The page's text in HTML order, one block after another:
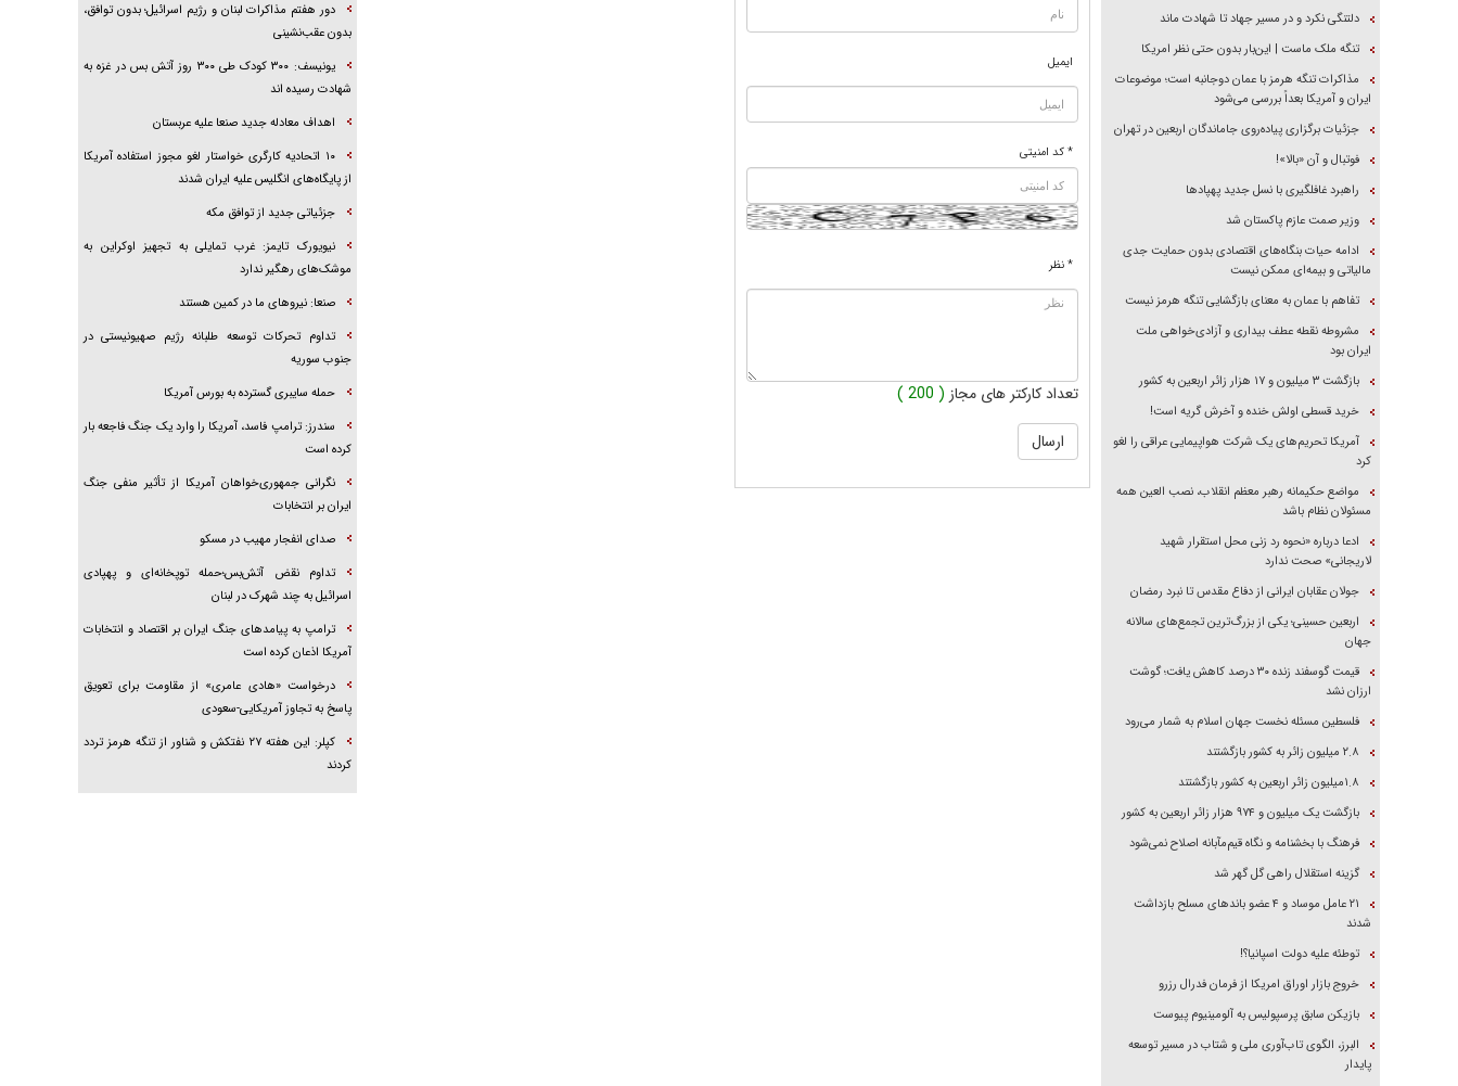
ایمیل
* کد امنیتی
* نظر
تعداد کارکتر های مجاز ( 200 )
دلتنگی نکرد و در مسیر جهاد تا شهادت ماند
تنگه ملک ماست | این‌بار بدون حتی نظر امریکا
مذاکرات تنگه هرمز با عمان دوجانبه است؛ موضوعات
ایران و آمریکا بعداً بررسی می‌شود
جزئیات برگزاری پیاده‌روی جاماندگان اربعین در تهران
فوتبال و آن «بالا»!
راهبرد غافلگیری با نسل جدید پهپاد‌ها
وزیر صمت عازم پاکستان شد
ادامه حیات بنگاه‌های اقتصادی بدون حمایت جدی
مالیاتی و بیمه‌ای ممکن نیست
تفاهم با عمان به معنای بازگشایی تنگه هرمز نیست
مشروطه نقطه عطف بیداری و آزادی‌خواهی ملت
ایران بود
بازگشت ۳ میلیون و ۱۷ هزار زائر اربعین به کشور
خرید قسطی اولش خنده و آخرش گریه است!
آمریکا تحریم‌های یک شرکت هواپیمایی عراقی را لغو
کرد
مواضع حکیمانه رهبر معظم انقلاب، نصب العین همه
مسئولان نظام باشد
ادعا درباره «نحوه رد زنی محل استقرار شهید
لاریجانی» صحت ندارد
جولان عقابان ایرانی از دفاع مقدس تا نبرد رمضان
اربعین حسینی؛ یکی از بزرگ‌ترین تجمع‌های سالانه
جهان
قیمت گوسفند زنده ۳۰ درصد کاهش یافت؛ گوشت
ارزان نشد
فلسطین مسئله نخست جهان اسلام به شمار می‌رود
۲.۸ میلیون زائر به کشور بازگشتند
۱.۸میلیون زائر اربعین به کشور بازگشتند
بازگشت یک میلیون و ۹۷۴ هزار زائر اربعین به کشور
فرهنگ با بخشنامه و نگاه قیم‌مآبانه اصلاح نمی‌شود
گزینه استقلال راهی گل گهر شد
۲۱ عامل موساد و ۴ عضو باند‌های مسلح بازداشت
شدند
توطئه علیه دولت اسپانیا؟!
خروج بازار اوراق امریکا از فرمان فدرال رزرو
بازیکن سابق پرسپولیس به آلومینیوم پیوست
البرز، الگوی تاب‌آوری ملی و شتاب در مسیر توسعه
پایدار
دور هفتم مذاکرات لبنان و رژیم اسرائیل؛ بدون توافق،
بدون عقب‌نشینی
یونیسف: ۳۰۰ کودک طی ۳۰۰ روز آتش بس در غزه به
شهادت رسیده اند
اهداف معادله جدید صنعا علیه عربستان
۱۰ اتحادیه کارگری خواستار لغو مجوز استفاده آمریکا
از پایگاه‌های انگلیس علیه ایران شدند
جزئیاتی جدید از توافق مکه
نیویورک تایمز: غرب تمایلی به تجهیز اوکراین به
موشک‌های رهگیر ندارد
صنعا: نیروهای ما در کمین‌ هستند
تداوم تحرکات توسعه طلبانه رژیم صهیونیستی در
جنوب سوریه
حمله سایبری گسترده به بورس آمریکا
سندرز: ترامپ فاسد، آمریکا را وارد یک جنگ فاجعه بار
کرده است
نگرانی جمهوری‌خواهان آمریکا از تأثیر منفی جنگ
ایران بر انتخابات
صدای انفجار مهیب در مسکو
تداوم نقض آتش‌بس؛حمله توپخانه‌ای و پهپادی
اسرائیل به چند شهرک در لبنان
ترامپ به پیامدهای جنگ ایران بر اقتصاد و انتخابات
آمریکا اذعان کرده است
درخواست «هادی عامری» از مقاومت برای تعویق
پاسخ به تجاوز آمریکایی-سعودی
کپلر: این هفته ۲۷ نفتکش و شناور از تنگه هرمز تردد
کردند